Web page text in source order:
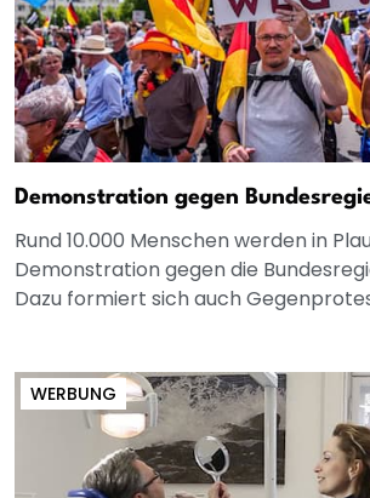
Demonstration gegen
Rund 10.000 Menschen werden in
Demonstration gegen die
Dazu formiert sich auch
WERBUNG